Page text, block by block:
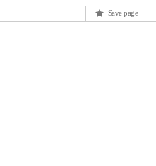
Save page